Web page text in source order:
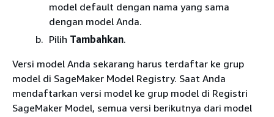
model default dengan nama yang sama
dengan model Anda.
Pilih Tambahkan.
Versi model Anda sekarang harus terdaftar ke grup
model di SageMaker Model Registry. Saat Anda
mendaftarkan versi model ke grup model di Registri
SageMaker Model, semua versi berikutnya dari model